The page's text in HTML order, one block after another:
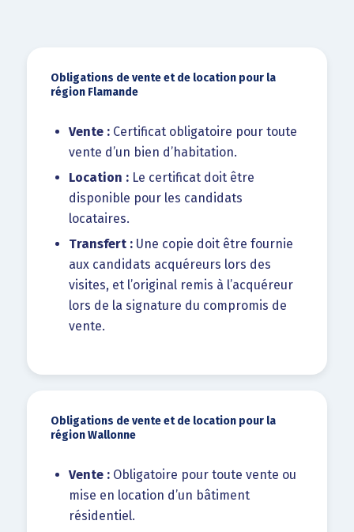
Obligations de vente et de location pour la
région Flamande
Vente :Certificat obligatoire pour toute
vente d’un bien d’habitation.
Location :Le certificat doit être
disponible pour les candidats
locataires.
Transfert :Une copie doit être fournie
aux candidats acquéreurs lors des
visites, et l’original remis à l’acquéreur
lors de la signature du compromis de
vente.
Obligations de vente et de location pour la
région Wallonne
Vente :Obligatoire pour toute vente ou
mise en location d’un bâtiment
résidentiel.